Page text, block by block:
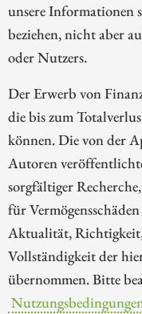
unsere Informationen
beziehen, nicht aber
oder Nutzers.
Der Erwerb von
die bis zum
können. Die von der
Autoren
sorgfältiger
für
Aktualität,
Vollständigkeit der
übernommen. Bitte